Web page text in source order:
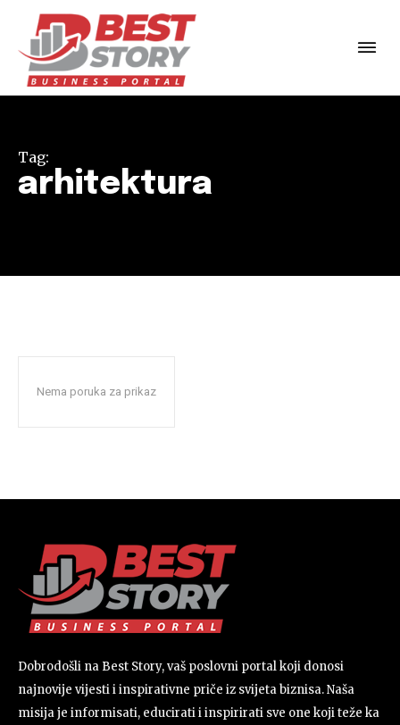
Tag:
arhitektura
Nema poruka za prikaz
Dobrodošli na Best Story, vaš poslovni portal koji donosi
najnovije vijesti i inspirativne priče iz svijeta biznisa. Naša
misija je informisati, educirati i inspirirati sve one koji teže ka